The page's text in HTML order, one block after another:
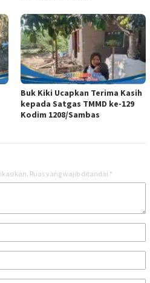
Buk Kiki Ucapkan Terima Kasih
kepada Satgas TMMD ke-129
Kodim 1208/Sambas
Ruas yang wajib ditandai *